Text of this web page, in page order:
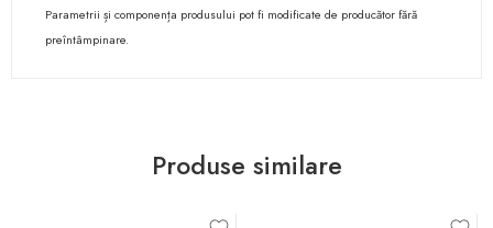
Parametrii și componența produsului pot fi modificate de producător fără
preîntâmpinare.
Produse similare